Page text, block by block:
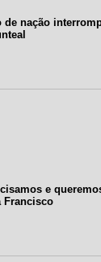
de nação
e
Francisco